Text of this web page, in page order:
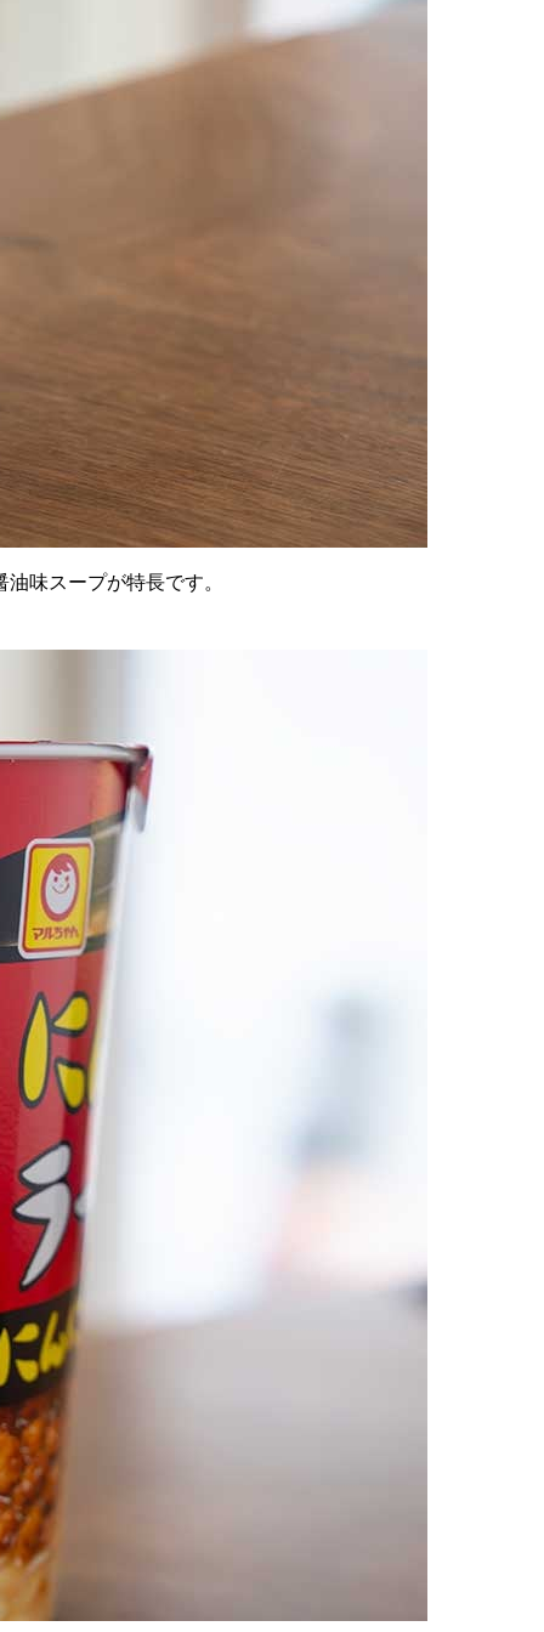
味スープが特長です。